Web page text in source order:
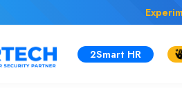
2Smart HR